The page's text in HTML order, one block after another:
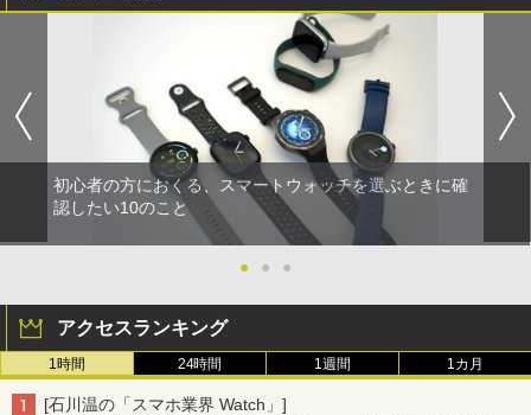
初心者の方におくる、スマートウォッチを選ぶときに確
認したい10のこと
● ● ●
アクセスランキング
1時間 24時間 1週間 1カ月
[石川温の「スマホ業界 Watch」]